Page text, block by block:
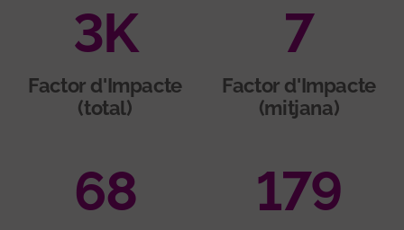
3K
Factor d'Impacte
(total)
7
Factor d'Impacte
(mitjana)
68 179